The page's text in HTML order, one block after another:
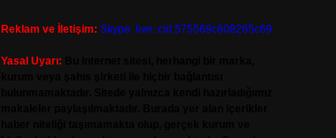
Reklam ve İletişim: Skype: live:.cid.575569c608265c69
Yasal Uyarı: